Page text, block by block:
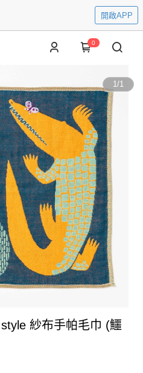
開啟APP
0
1/1
紗布手帕毛巾 (鱷